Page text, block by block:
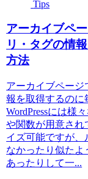
Tips
アーカイブペ
リ・タグの情
方法
アーカイブペー
報を取得するの
WordPressには様
や関数が用意され
イズ可能ですが、
なかったり似た
あったりして一...